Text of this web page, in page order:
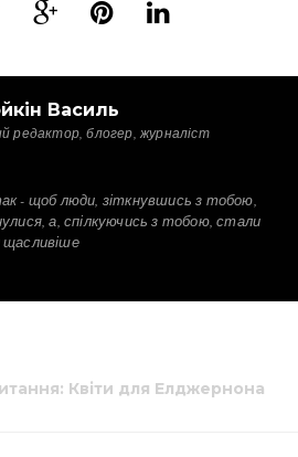
Василь
редактор, блогер, журналіст
- щоб люди, зіткнувшись з тобою,
а, спілкуючись з тобою, стали
Квіти для Елджернона